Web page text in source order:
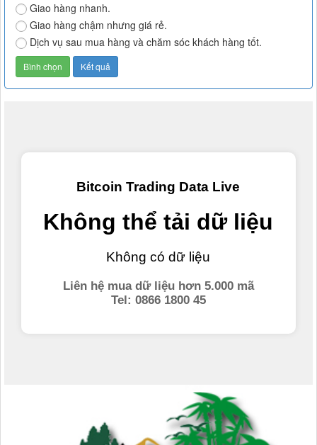
Giao hàng nhanh.
Giao hàng chậm nhưng giá rẻ.
Dịch vụ sau mua hàng và chăm sóc khách hàng tốt.